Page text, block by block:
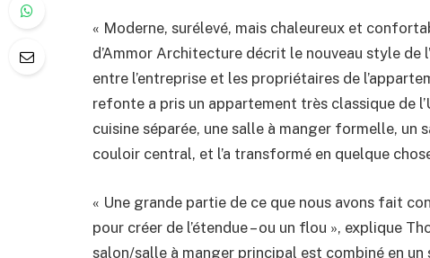
« Moderne, surélevé, mais chaleureux et
d’Ammor Architecture décrit le nouveau style de
entre l’entreprise et les propriétaires de
refonte a pris un appartement très classique de
cuisine séparée, une salle à manger formelle, un
couloir central, et l’a transformé en quelque
« Une grande partie de ce que nous avons fait
pour créer de l’étendue – ou un flou », explique
salon/salle à manger principal est combiné en un